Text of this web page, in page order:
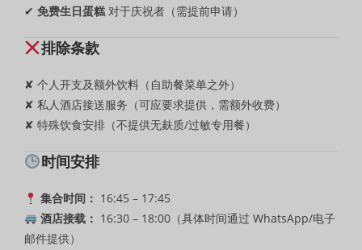
✔ 免费生日蛋糕 对于庆祝者（需提前申请）
排除条款
✘ 个人开支及额外饮料（自助餐菜单之外）
✘ 私人酒店接送服务（可应要求提供，需额外收费）
✘ 特殊饮食安排（不提供无麸质/过敏专用餐）
时间安排
集合时间： 16:45 – 17:45
酒店接载： 16:30 – 18:00（具体时间通过 WhatsApp/电子
邮件提供）